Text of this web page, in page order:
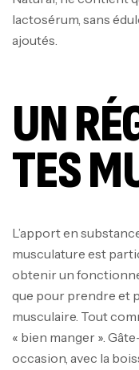
lactosérum, sans
ajoutés.
UN
TES
L’apport en
musculature est
obtenir un
que pour prendre et
musculaire. Tout
« bien manger ».
occasion, avec la